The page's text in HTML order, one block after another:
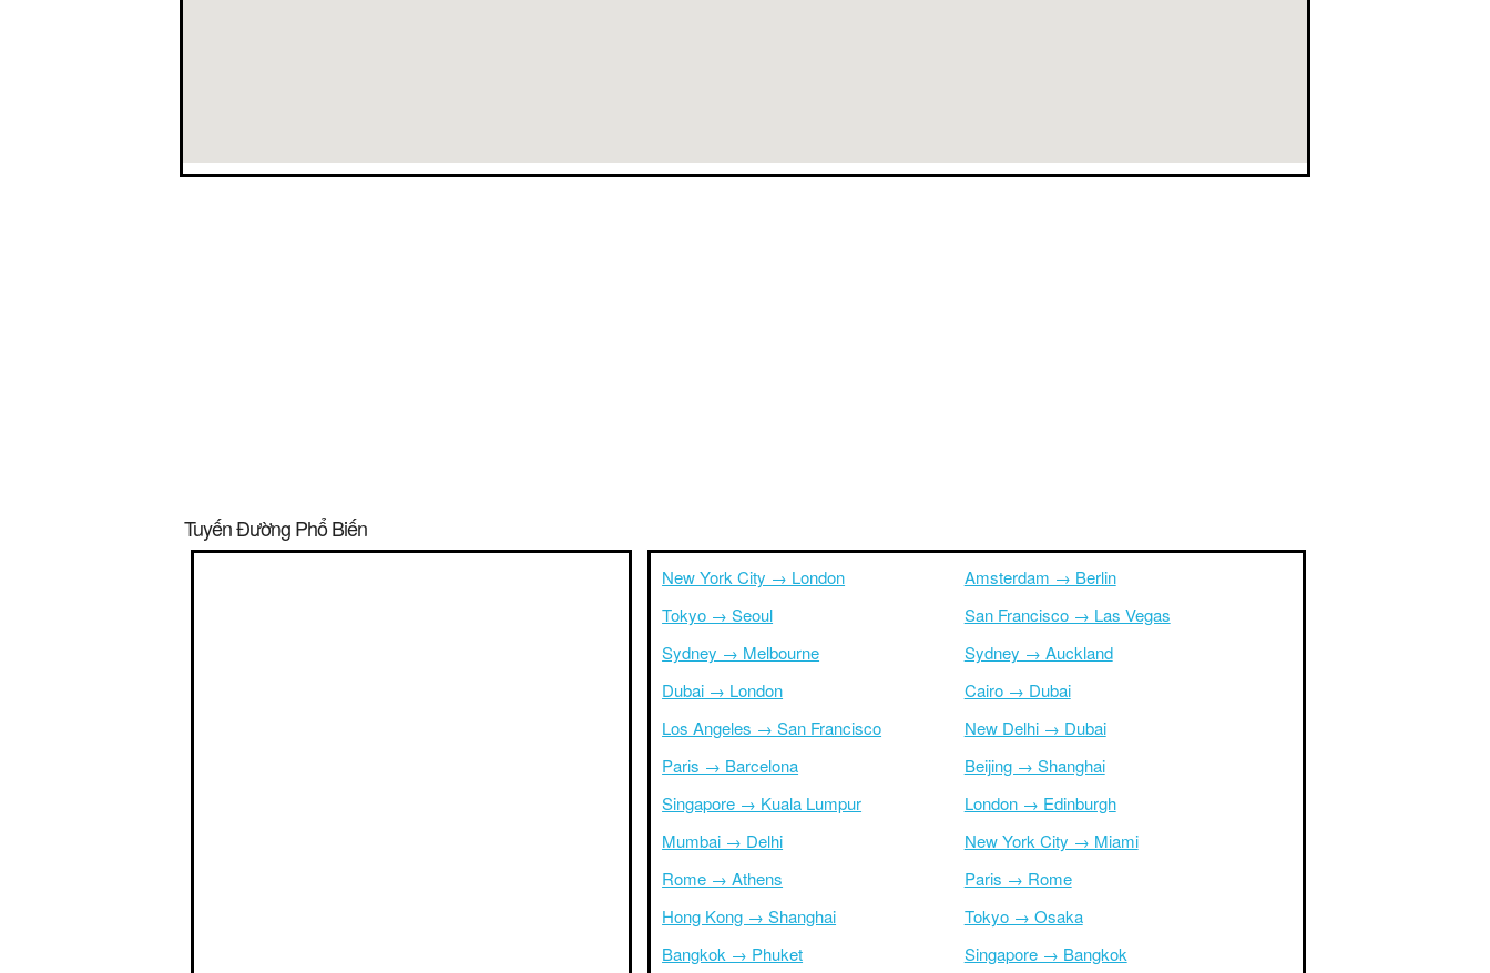
Tuyến Đường Phổ Biến
New York City → London
Tokyo → Seoul
Sydney → Melbourne
Dubai → London
Los Angeles → San Francisco
Paris → Barcelona
Singapore → Kuala Lumpur
Mumbai → Delhi
Rome → Athens
Hong Kong → Shanghai
Bangkok → Phuket
Amsterdam → Berlin
San Francisco → Las Vegas
Sydney → Auckland
Cairo → Dubai
New Delhi → Dubai
Beijing → Shanghai
London → Edinburgh
New York City → Miami
Paris → Rome
Tokyo → Osaka
Singapore → Bangkok